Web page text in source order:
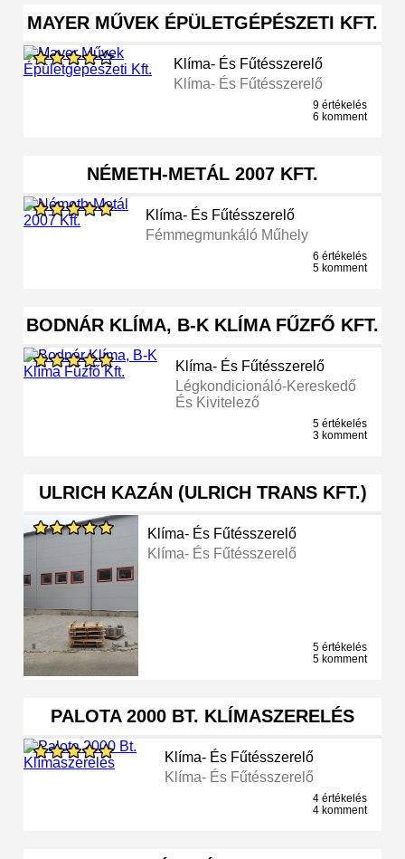
MAYER MŰVEK ÉPÜLETGÉPÉSZETI KFT.
Klíma- És Fűtésszerelő
Klíma- És Fűtésszerelő
9 értékelés
6 komment
NÉMETH-METÁL 2007 KFT.
Klíma- És Fűtésszerelő
Fémmegmunkáló Műhely
6 értékelés
5 komment
BODNÁR KLÍMA, B-K KLÍMA FŰZFŐ KFT.
Klíma- És Fűtésszerelő
Légkondicionáló-Kereskedő
És Kivitelező
5 értékelés
3 komment
ULRICH KAZÁN (ULRICH TRANS KFT.)
Klíma- És Fűtésszerelő
Klíma- És Fűtésszerelő
5 értékelés
5 komment
PALOTA 2000 BT. KLÍMASZERELÉS
Klíma- És Fűtésszerelő
Klíma- És Fűtésszerelő
4 értékelés
4 komment